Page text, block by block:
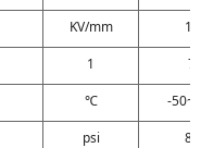
KV/mm
15
1
7
℃
-
psi
80